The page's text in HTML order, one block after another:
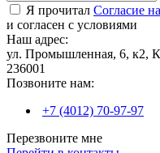
Я прочитал Согласие
и согласен с условиями
Наш адрес:
ул. Промышленная, 6, к2,
236001
Позвоните нам:
+7 (4012) 70-97-97
Перезвоните мне